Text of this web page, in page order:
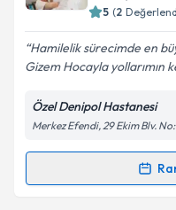
Kişisel
Metni'ni
kapsamda
5 (2
Hamilelik sürecimde en
Gizem Hocayla yollarımın
Özel Denipol Hastanesi
Merkez Efendi, 29 Ekim Blv.
Randevu